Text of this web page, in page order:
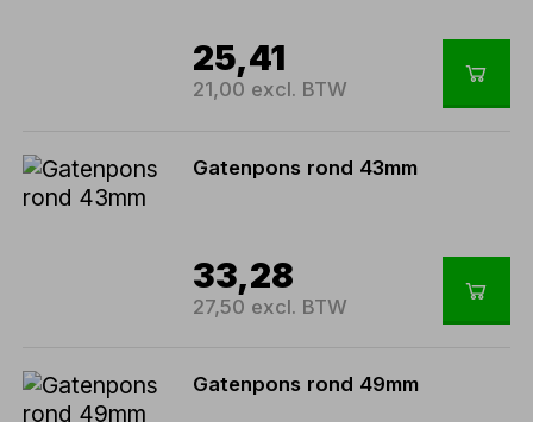
25,41
21,00 excl. BTW
Gatenpons rond 43mm
33,28
27,50 excl. BTW
Gatenpons rond 49mm